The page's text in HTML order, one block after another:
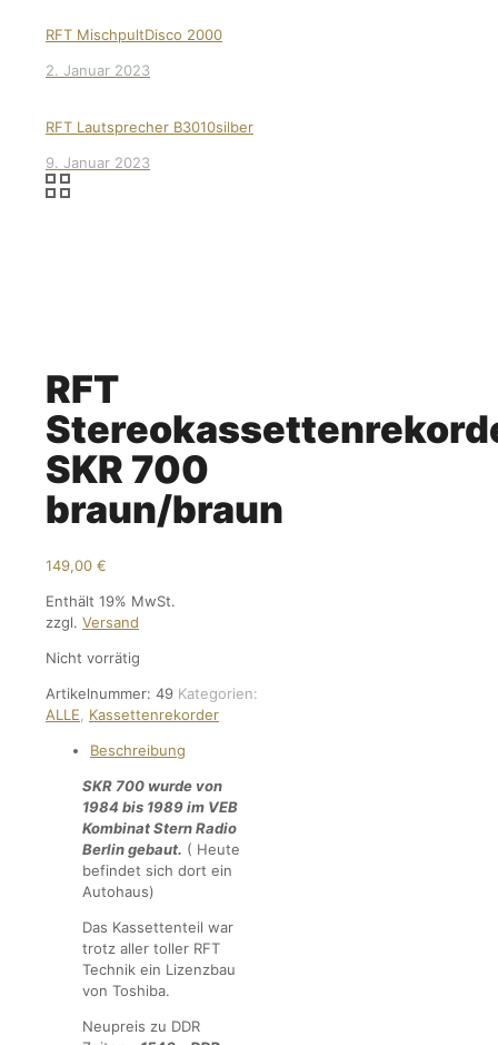
RFT MischpultDisco 2000
2. Januar 2023
RFT Lautsprecher B3010silber
9. Januar 2023
RFT
SKR 700
braun/braun
149,00 €
Enthält 19% MwSt.
zzgl. Versand
Nicht vorrätig
Artikelnummer: 49 Kategorien:
ALLE
Kassettenrekorder
Beschreibung
SKR 700 wurde von
1984 bis 1989 im VEB
Kombinat Stern Radio
Berlin gebaut. ( Heute
befindet sich dort ein
Autohaus)
Das Kassettenteil war
trotz aller toller RFT
Technik ein Lizenzbau
von Toshiba.
Neupreis zu DDR